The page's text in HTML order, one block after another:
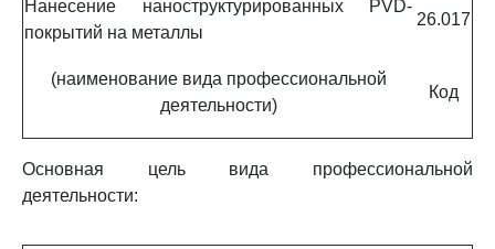
Нанесение наноструктурированных PVD-
покрытий на металлы
26.017
(наименование вида профессиональной
деятельности)
Код
Основная цель вида профессиональной
деятельности: